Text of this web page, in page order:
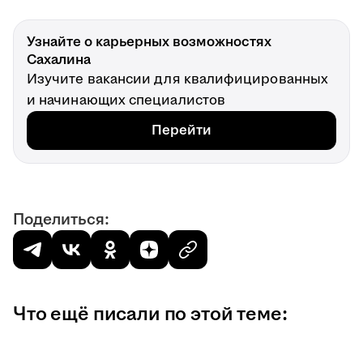
Узнайте о карьерных возможностях
Сахалина
Изучите вакансии для квалифицированных
и начинающих специалистов
Перейти
Поделиться:
Что ещё писали по этой теме: